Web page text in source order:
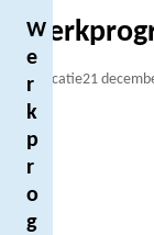
Kruimelpad
Publicatie21
W
e
r
k
p
r
o
g